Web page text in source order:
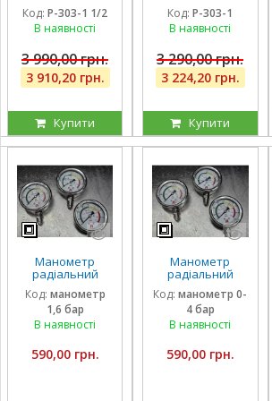
гідравлічний
Badestnost G1
1/2, 1 1/2 дюйма,
хв
Код: P-303-1 1/2
В наявності
3 990,00 грн.
3 910,20 грн.
Купити
гідравлічний
Badestnost G1 1|
, 350 барів, 180 л/
дивертор
Код: P-303-1
В наявності
3 290,00 грн.
3 224,20 грн.
Купити
Манометр
радіальний
гліцириновий
вібростійкий 63
мм 1,6 Бар Італія
Код: манометр
1,6 бар
В наявності
590,00 грн.
Манометр
радіальний
гліцириновий
вібростійкий 63
мм 0-4 Бар Італія
Код: манометр 0-
4 бар
В наявності
590,00 грн.